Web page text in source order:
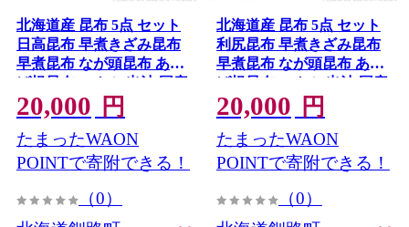
北海道産 昆布 5点 セット
日高昆布 早煮きざみ昆布
早煮昆布 なが頭昆布 あつ
ば根昆布 こんぶ 出汁 国産
コンブ 高級 出汁 だし昆布
詰め合わせ 保存食 乾物 北
連物産 きたれん 20000円の
返礼品 20000円 海鮮 北海
20,000 円
たまったWAON
POINTで寄附できる！
（0）
北海道産 昆布 5点 セット
利尻昆布 早煮きざみ昆布
早煮昆布 なが頭昆布 あつ
ば根昆布 こんぶ 出汁 国産
コンブ 高級 出汁 だし昆布
詰め合わせ 保存食 乾物 無
地熨斗 熨斗 のし 北連物産
きたれん 20000円の返礼品
町 釧路超 特産品
20,000 円
たまったWAON
POINTで寄附できる！
（0）